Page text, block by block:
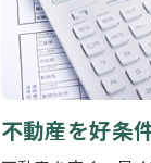
不動産を好条